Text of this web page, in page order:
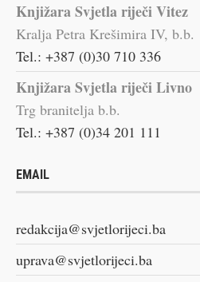
Knjižara Svjetla riječi Vitez
Kralja Petra Krešimira IV, b.b.
Tel.: +387 (0)30 710 336
Knjižara Svjetla riječi Livno
Trg branitelja b.b.
Tel.: +387 (0)34 201 111
EMAIL
redakcija@svjetlorijeci.ba
uprava@svjetlorijeci.ba